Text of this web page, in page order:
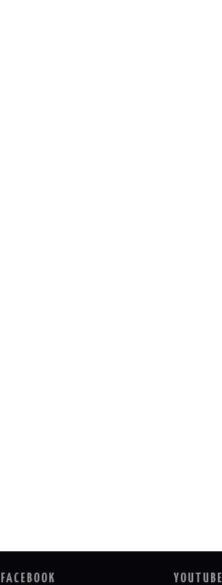
FACEBOOK YOUTUBE